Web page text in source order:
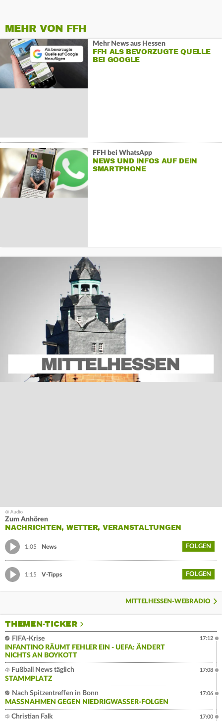
MEHR VON FFH
Mehr News aus Hessen
FFH ALS BEVORZUGTE QUELLE
BEI GOOGLE
FFH bei WhatsApp
NEWS UND INFOS AUF DEIN
SMARTPHONE
Zum Anhören
NACHRICHTEN, WETTER, VERANSTALTUNGEN
1:05 News FOLGEN
1:15 V-Tipps FOLGEN
MITTELHESSEN-WEBRADIO
THEMEN-TICKER
FIFA-Krise
INFANTINO RÄUMT FEHLER EIN - UEFA: ÄNDERT
NICHTS AN BOYKOTT
17:12
Fußball News täglich
STAMMPLATZ
17:08
Nach Spitzentreffen in Bonn
MASSNAHMEN GEGEN NIEDRIGWASSER-FOLGEN
17:06
Christian Falk
17:00